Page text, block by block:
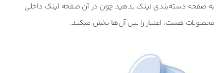
به صفحه دسته‌بندی لینک بدهید چون در آن صفحه لینک داخلی
محصولات هست، اعتبار را بین آن‌ها پخش می‎کند.